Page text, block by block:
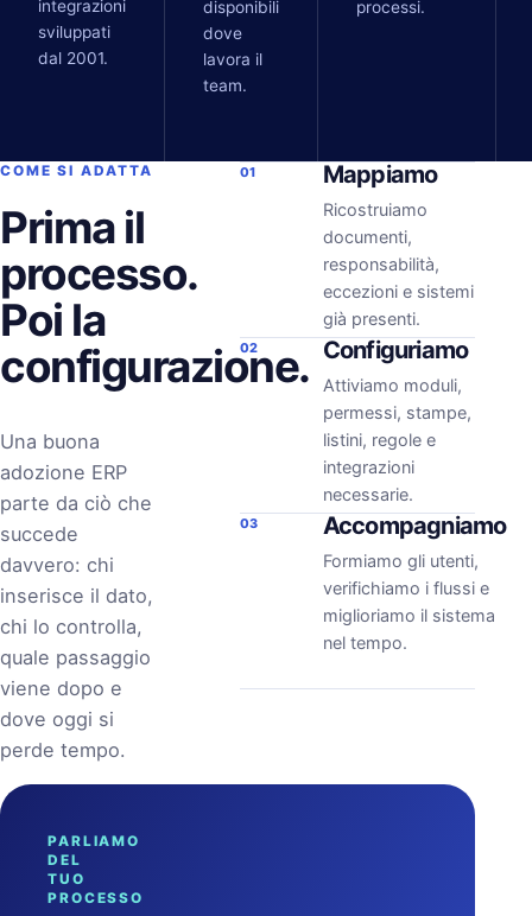
integrazioni
sviluppati
dal 2001.
disponibili
dove
lavora il
team.
processi.
COME SI ADATTA
Prima il
processo.
Poi la
configurazione.
Una buona
adozione ERP
parte da ciò che
succede
davvero: chi
inserisce il dato,
chi lo controlla,
quale passaggio
viene dopo e
dove oggi si
perde tempo.
01 Mappiamo
Ricostruiamo
documenti,
responsabilità,
eccezioni e sistemi
già presenti.
02 Configuriamo
Attiviamo moduli,
permessi, stampe,
listini, regole e
integrazioni
necessarie.
03 Accompagniamo
Formiamo gli utenti,
verifichiamo i flussi e
miglioriamo il sistema
nel tempo.
PARLIAMO
DEL
TUO
PROCESSO